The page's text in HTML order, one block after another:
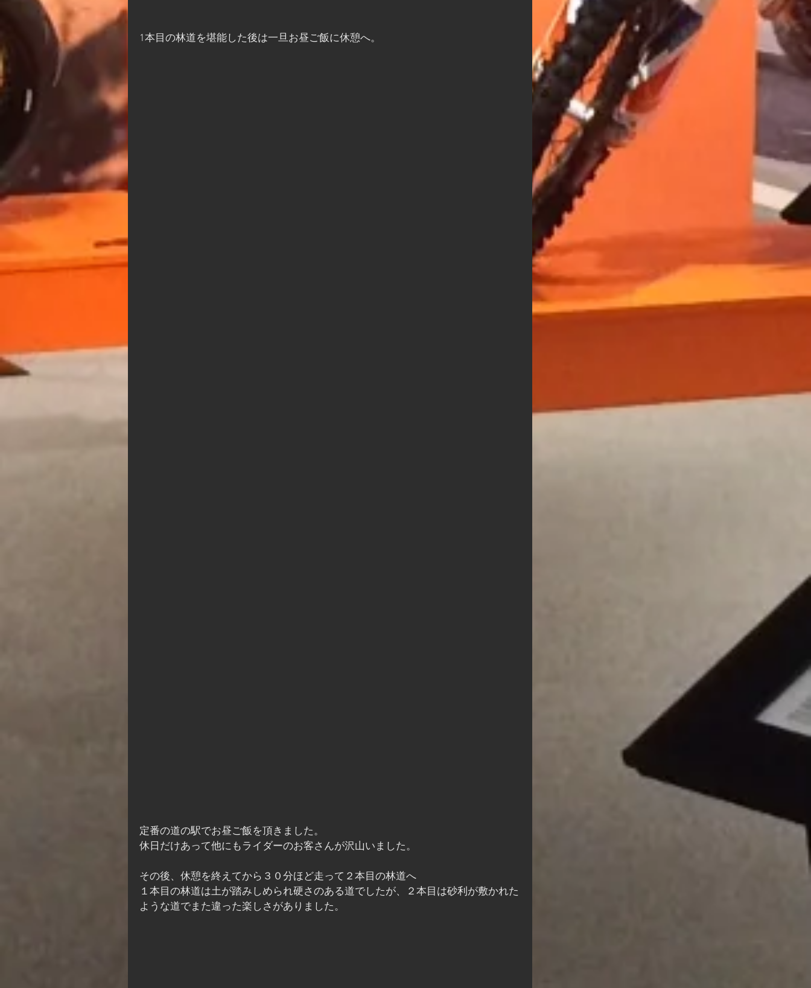
1本目の林道を堪能した後は一旦お昼ご飯に休憩へ。
定番の道の駅でお昼ご飯を頂きました。
休日だけあって他にもライダーのお客さんが沢山いました。
その後、休憩を終えてから３０分ほど走って２本目の林道へ
１本目の林道は土が踏みしめられ硬さのある道でしたが、２本目は砂利が敷かれた
ような道でまた違った楽しさがありました。